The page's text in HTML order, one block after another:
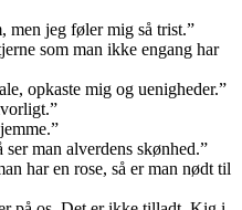
men jeg føler mig så trist.”
som man ikke engang har
opkaste mig og uenigheder.”
man alverdens skønhed.”
har en rose, så er man nødt til